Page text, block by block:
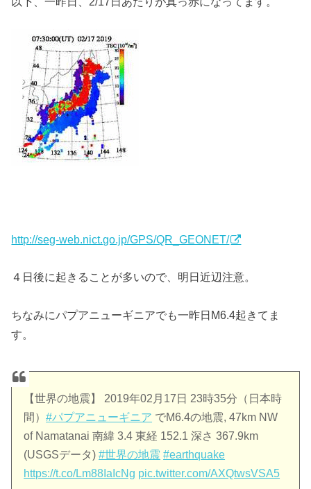
http://seg-web.nict.go.jp/GPS/QR_GEONET/
４日後に起きることが多いので、明日近辺注意。
ちなみにパプアニューギニアでも一昨日M6.4起きてま
す。
【世界の地震】 2019年02月17日 23時35分（日本時
間）#パプアニューギニア でM6.4の地震, 47km NW
of Namatanai 南緯 3.4 東経 152.1 深さ 367.9km
(USGSデータ)#世界の地震 #earthquake
https://t.co/Lm88IaIcNg pic.twitter.com/AXQtwsVSA5